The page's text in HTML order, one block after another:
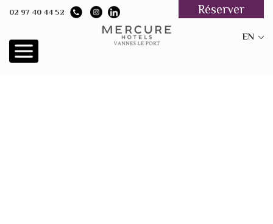
02 97 40 44 52 Réserver
EN